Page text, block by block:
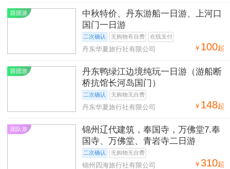
跟团游
中秋特价、丹东游船一日游、上河口
国门一日游
二次确认 无购物有自费 在线支付
￥ 100起
丹东华夏旅行社有限公司
跟团游
丹东鸭绿江边境纯玩一日游（游船断
桥抗馆长河岛国门）
二次确认 无购物无自费
￥ 148起
丹东华夏旅行社有限公司
团队游
锦州辽代建筑，奉国寺，万佛堂7.奉
国寺、万佛堂、青岩寺二日游
二次确认 无购物无自费
￥ 310起
锦州四海旅行社有限公司